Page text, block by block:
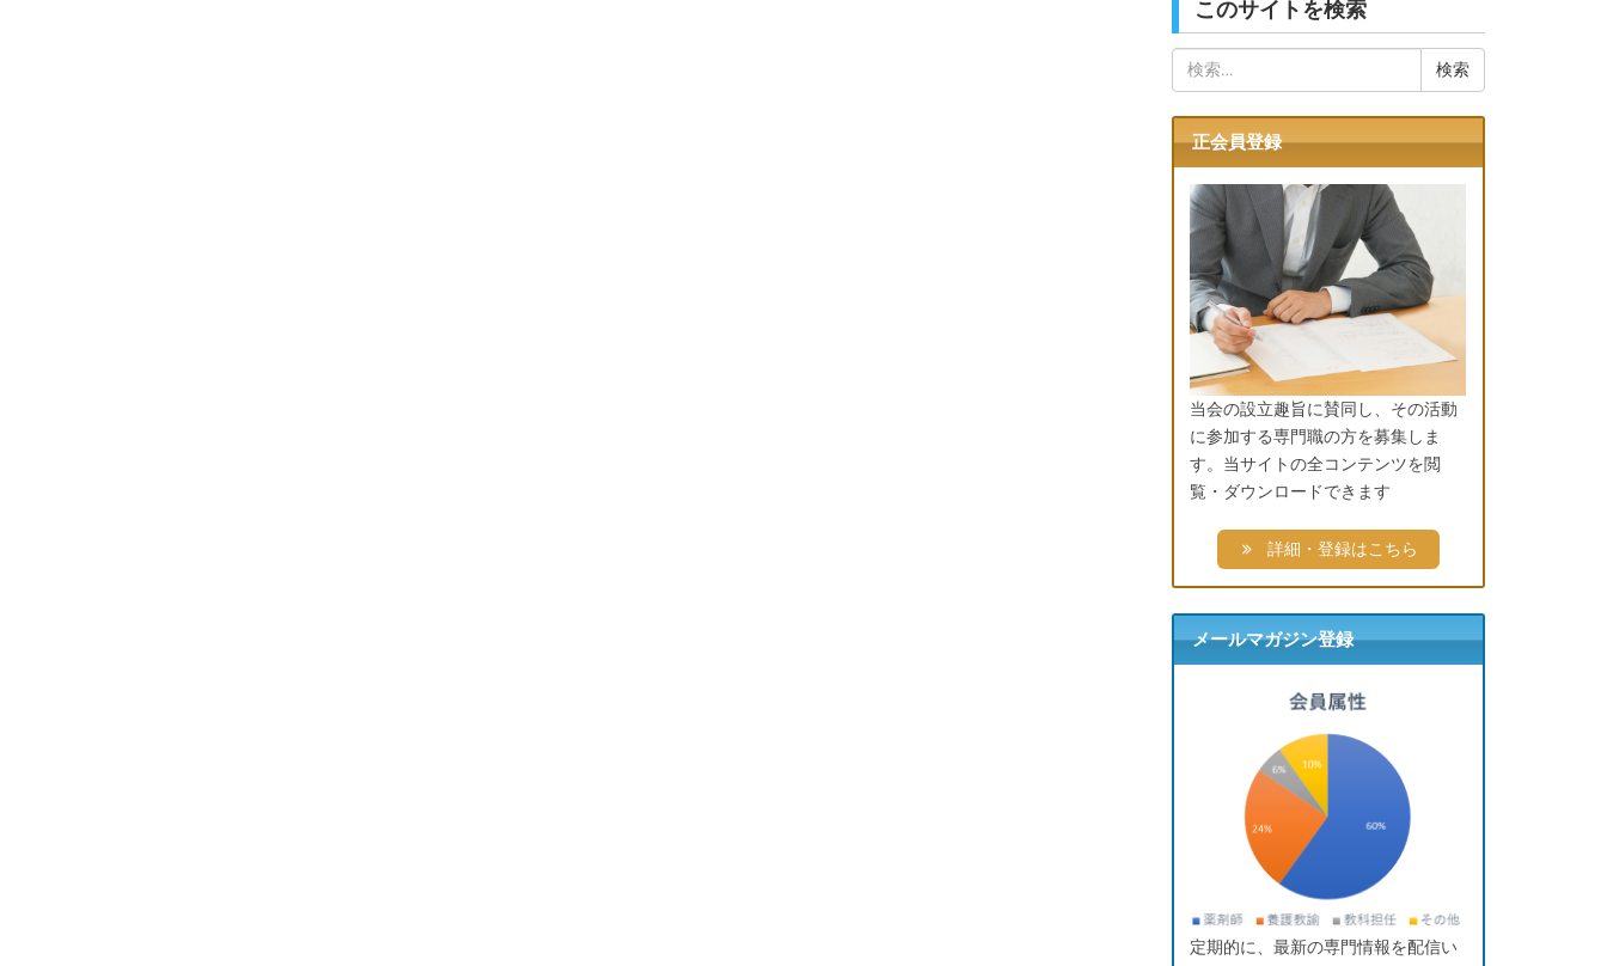
このサイトを検索
索:
正会員登録
当会の設立趣旨に賛同し、その活動
に参加する専門職の方を募集しま
す。当サイトの全コンテンツを閲
覧・ダウンロードできます
詳細・登録はこちら
メールマガジン登録
定期的に、最新の専門情報を配信い